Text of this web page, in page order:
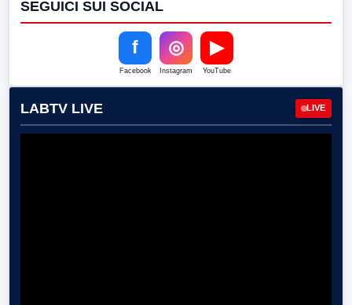
SEGUICI SUI SOCIAL
f
Facebook
◎
Instagram
▶
YouTube
LABTV LIVE LIVE